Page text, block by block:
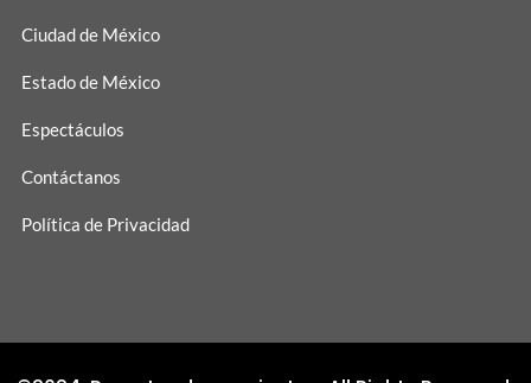
Ciudad de México
Estado de México
Espectáculos
Contáctanos
Política de Privacidad